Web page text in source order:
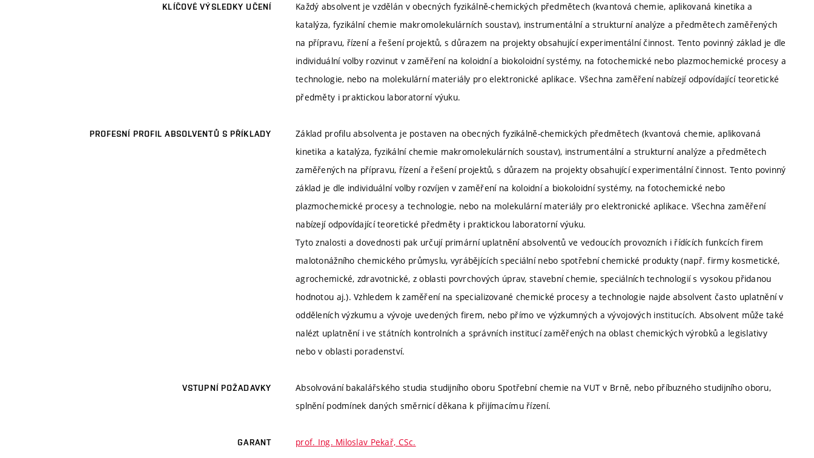
KLÍČOVÉ VÝSLEDKY UČENÍ
Každý absolvent je vzdělán v obecných fyzikálně-chemických předmětech (kvantová chemie, aplikovaná kinetika a
katalýza, fyzikální chemie makromolekulárních soustav), instrumentální a strukturní analýze a předmětech zaměřených
na přípravu, řízení a řešení projektů, s důrazem na projekty obsahující experimentální činnost. Tento povinný základ je dle
individuální volby rozvinut v zaměření na koloidní a biokoloidní systémy, na fotochemické nebo plazmochemické procesy a
technologie, nebo na molekulární materiály pro elektronické aplikace. Všechna zaměření nabízejí odpovídající teoretické
předměty i praktickou laboratorní výuku.
PROFESNÍ PROFIL ABSOLVENTŮ S PŘÍKLADY
Základ profilu absolventa je postaven na obecných fyzikálně-chemických předmětech (kvantová chemie, aplikovaná
kinetika a katalýza, fyzikální chemie makromolekulárních soustav), instrumentální a strukturní analýze a předmětech
zaměřených na přípravu, řízení a řešení projektů, s důrazem na projekty obsahující experimentální činnost. Tento povinný
základ je dle individuální volby rozvíjen v zaměření na koloidní a biokoloidní systémy, na fotochemické nebo
plazmochemické procesy a technologie, nebo na molekulární materiály pro elektronické aplikace. Všechna zaměření
nabízejí odpovídající teoretické předměty i praktickou laboratorní výuku.
Tyto znalosti a dovednosti pak určují primární uplatnění absolventů ve vedoucích provozních i řídících funkcích firem
malotonážního chemického průmyslu, vyrábějících speciální nebo spotřební chemické produkty (např. firmy kosmetické,
agrochemické, zdravotnické, z oblasti povrchových úprav, stavební chemie, speciálních technologií s vysokou přidanou
hodnotou aj.). Vzhledem k zaměření na specializované chemické procesy a technologie najde absolvent často uplatnění v
odděleních výzkumu a vývoje uvedených firem, nebo přímo ve výzkumných a vývojových institucích. Absolvent může také
nalézt uplatnění i ve státních kontrolních a správních institucí zaměřených na oblast chemických výrobků a legislativy
nebo v oblasti poradenství.
VSTUPNÍ POŽADAVKY
Absolvování bakalářského studia studijního oboru Spotřební chemie na VUT v Brně, nebo příbuzného studijního oboru,
splnění podmínek daných směrnicí děkana k přijímacímu řízení.
GARANT prof. Ing. Miloslav Pekař, CSc.